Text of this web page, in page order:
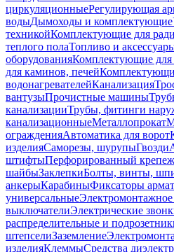
циркуляционныеРегулирующая
водыДымоходы и комплектующие
техникойКомплектующие для
теплого полаТопливо и
оборудованияКомплектующие для
для каминов, печей
водонагревателейКанализация
вантузыПрочистные машины
канализацииТрубы, фитинги
канализационныеМеталлопрокат
огражденияАвтоматика для ворот
изделияСаморезы, шурупыГвозди
штифтыПерфорированный крепеж
шайбыЗаклепкиБолты, винты,
анкерыКарабиныФиксаторы
универсальные
выключателиЭлектрические
распределительные и
штепселиЗаземление
изделияКлеммыСредства